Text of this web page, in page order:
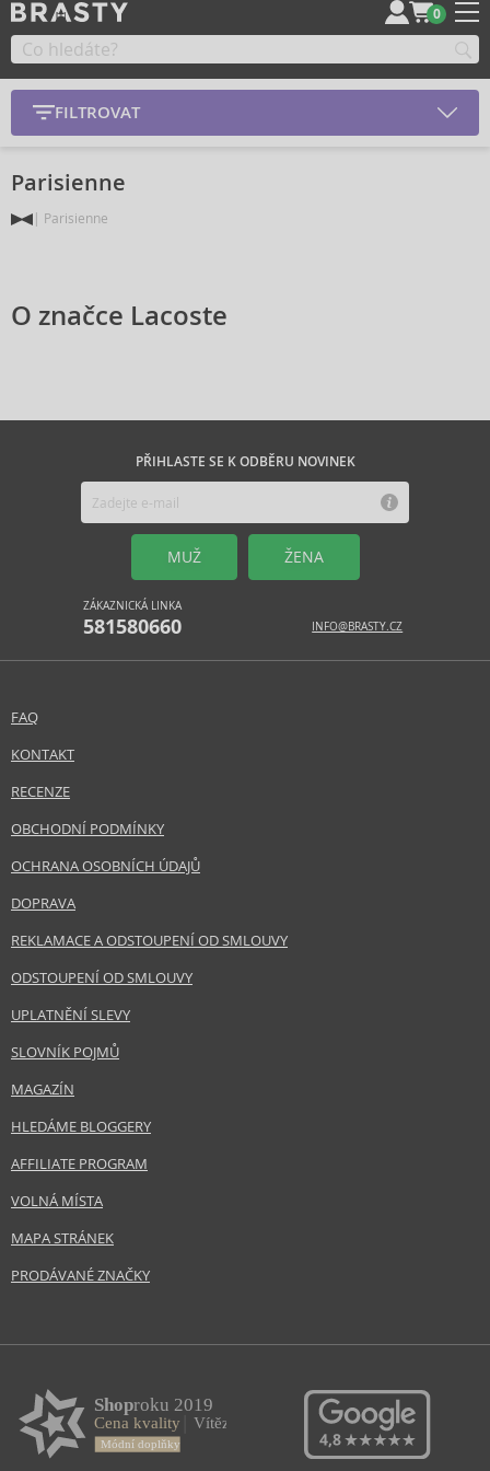
0
FILTROVAT
Parisienne
Parisienne
O značce Lacoste
PŘIHLASTE SE K ODBĚRU NOVINEK
MUŽ ŽENA
ZÁKAZNICKÁ LINKA
581580660 INFO@BRASTY.CZ
FAQ
KONTAKT
RECENZE
OBCHODNÍ PODMÍNKY
OCHRANA OSOBNÍCH ÚDAJŮ
DOPRAVA
REKLAMACE A ODSTOUPENÍ OD SMLOUVY
ODSTOUPENÍ OD SMLOUVY
UPLATNĚNÍ SLEVY
SLOVNÍK POJMŮ
MAGAZÍN
HLEDÁME BLOGGERY
AFFILIATE PROGRAM
VOLNÁ MÍSTA
MAPA STRÁNEK
PRODÁVANÉ ZNAČKY